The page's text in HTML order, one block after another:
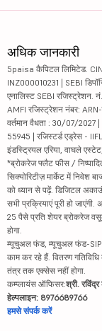
अधिक जानकारी
5paisa कैपिटल लिमिटेड.
INZ000010231 | SEBI
एनालिस्ट SEBI रजिस्ट्रेशन.
AMFI रजिस्ट्रेशन नंबर:
वर्तमान वैधता : 30/07/
55945 | रजिस्टर्ड एड्रेस -
इंडस्ट्रियल एरिया, वाघले
*ब्रोकरेज फ्लैट फीस /
सिक्योरिटीज़ मार्केट में निवेश
को ध्यान से पढ़ें. डिजिटल
सभी प्रक्रियाएं पूरी हो
25 पैसे प्रति शेयर ब्रोकरेज
होगा.
म्यूचुअल फंड, म्यूचुअल फंड-SIP
काम कर रहे हैं. वितरण
तंत्र तक एक्सेस नहीं होगा.
कम्प्लायंस ऑफिसर:श्री.
हेल्पलाइन: 8976689766
हमसे संपर्क करें